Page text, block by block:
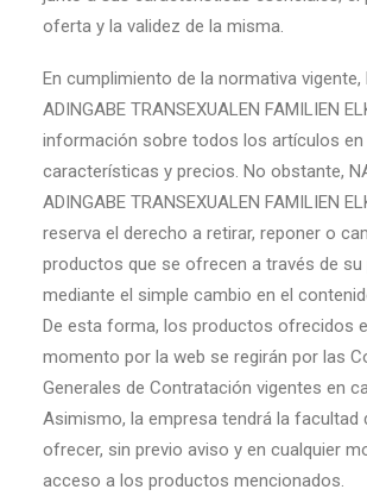
oferta y la validez de la misma.
En cumplimiento de la normativa vigente,
ADINGABE TRANSEXUALEN FAMILIEN
información sobre todos los artículos en
características y precios. No obstante,
ADINGABE TRANSEXUALEN FAMILIEN
reserva el derecho a retirar, reponer o
productos que se ofrecen a través de su
mediante el simple cambio en el
De esta forma, los productos ofrecidos
momento por la web se regirán por las
Generales de Contratación vigentes en
Asimismo, la empresa tendrá la facultad
ofrecer, sin previo aviso y en cualquier
acceso a los productos mencionados.